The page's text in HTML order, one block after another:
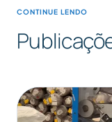
CONTINUE LENDO